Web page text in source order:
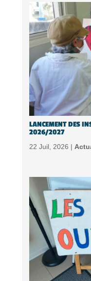
LANCEMENT DES
2026/2027
22 Juil, 2026 |